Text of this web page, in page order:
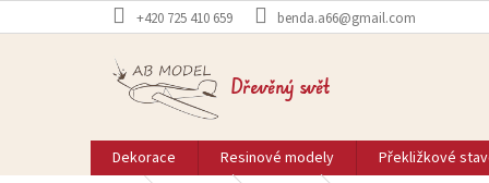
na
+420 725 410 659 benda.a66@gmail.com
Dřevěný svět
Dekorace Resinové modely Překližkové